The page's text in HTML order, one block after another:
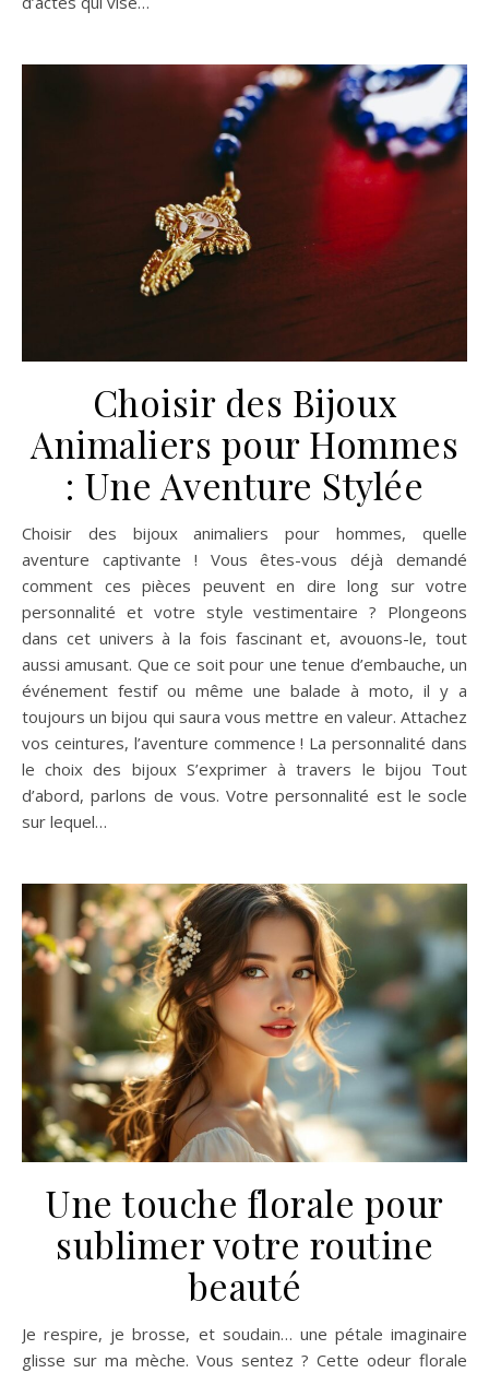
Choisir des Bijoux
Animaliers pour Hommes
: Une Aventure Stylée
Choisir des bijoux animaliers pour hommes, quelle
aventure captivante ! Vous êtes-vous déjà demandé
comment ces pièces peuvent en dire long sur votre
personnalité et votre style vestimentaire ? Plongeons
dans cet univers à la fois fascinant et, avouons-le, tout
aussi amusant. Que ce soit pour une tenue d’embauche, un
événement festif ou même une balade à moto, il y a
toujours un bijou qui saura vous mettre en valeur. Attachez
vos ceintures, l’aventure commence ! La personnalité dans
le choix des bijoux S’exprimer à travers le bijou Tout
d’abord, parlons de vous. Votre personnalité est le socle
sur lequel…
Une touche florale pour
sublimer votre routine
beauté
Je respire, je brosse, et soudain… une pétale imaginaire
glisse sur ma mèche. Vous sentez ? Cette odeur florale